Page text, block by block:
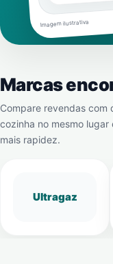
Imagem ilustrativa
Marcas
Compare revendas
cozinha no mesmo lugar
mais rapidez.
Ultragaz